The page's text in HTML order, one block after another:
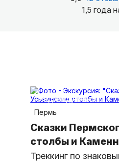
1,5 года
индивидуальная
Пермь
Сказки
столбы и
Треккинг по